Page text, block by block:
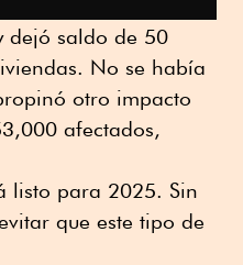
dejó saldo de 50
No se había
otro impacto
afectados,
listo para 2025. Sin
que este tipo de